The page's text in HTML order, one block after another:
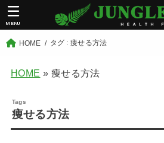
MENU
HOME タグ : 痩せる方法
HOME » 痩せる方法
痩せる方法